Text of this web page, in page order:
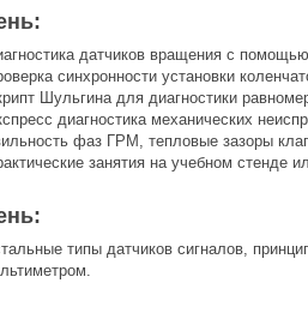
датчиков вращения с
синхронности установки
Шульгина для диагностики
диагностика механических
фаз ГРМ, тепловые зазоры
занятия на учебном стенде
типы датчиков сигналов,